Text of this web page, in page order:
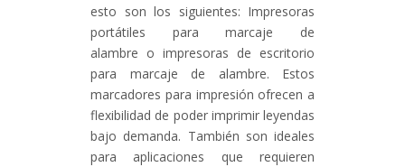
esto son los siguientes: Impresoras
portátiles para marcaje de
alambre o impresoras de escritorio
para marcaje de alambre. Estos
marcadores para impresión ofrecen a
flexibilidad de poder imprimir leyendas
bajo demanda. También son ideales
para aplicaciones que requieren